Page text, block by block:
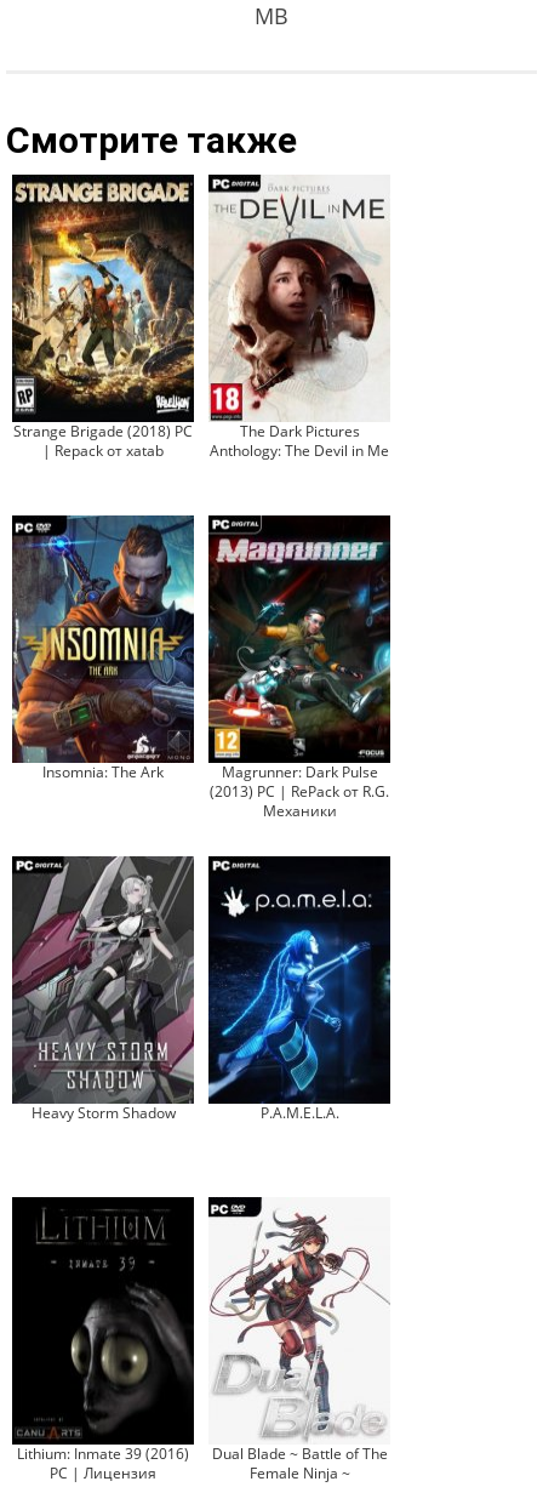
MB
Смотрите также
Strange Brigade (2018) PC
| Repack от xatab
The Dark Pictures
Anthology: The Devil in Me
Insomnia: The Ark
Magrunner: Dark Pulse
(2013) PC | RePack от R.G.
Механики
Heavy Storm Shadow P.A.M.E.L.A.
Lithium: Inmate 39 (2016)
PC | Лицензия
Dual Blade ~ Battle of The
Female Ninja ~